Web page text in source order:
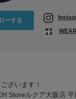
ーする
WEAR
ざいます！
Storeルクア大阪店 平